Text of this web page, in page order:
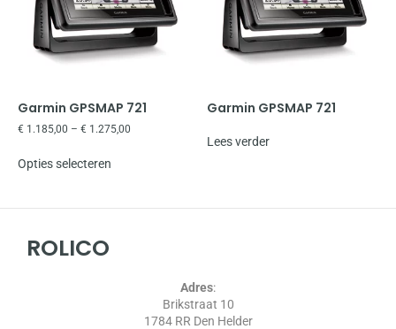
Garmin GPSMAP 721
€ 1.185,00 – € 1.275,00
Opties selecteren
Garmin GPSMAP 721
Lees verder
ROLICO
Adres:
Brikstraat 10
1784 RR Den Helder